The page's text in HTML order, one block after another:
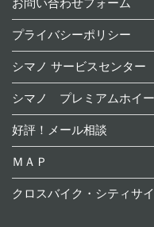
お問い合わせフォーム
プライバシーポリシー
シマノ サービスセンター
シマノ プレミアムホイ
好評！メール相談
ＭＡＰ
クロスバイク・シティサ